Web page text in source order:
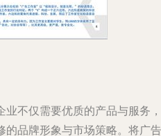
业不仅需要优质的产品与服务，
的品牌形象与市场策略。将广告